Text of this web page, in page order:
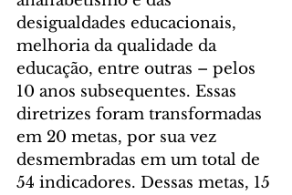
desigualdades educacionais,
melhoria da qualidade da
educação, entre outras – pelos
10 anos subsequentes. Essas
diretrizes foram transformadas
em 20 metas, por sua vez
desmembradas em um total de
54 indicadores. Dessas metas, 15